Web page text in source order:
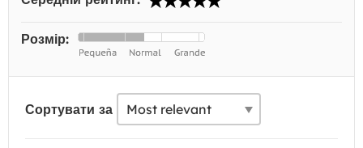
Розмір:
Сортувати за